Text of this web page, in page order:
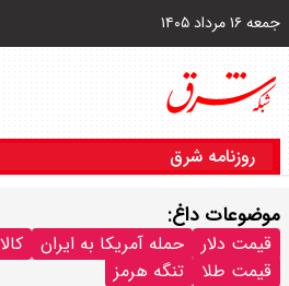
جمعه ۱۶ مرداد ۱۴۰۵
روزنامه شرق
موضوعات داغ:
قیمت دلار حمله آمریکا به ایران
قیمت طلا
تنگه هرمز